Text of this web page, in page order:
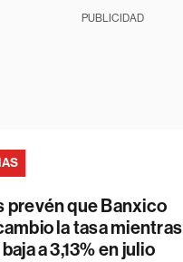
PUBLICIDAD
prevén que Banxico
la tasa mientras
a 3,13% en julio